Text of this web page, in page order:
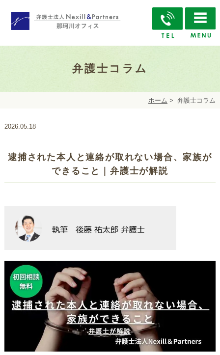
弁護士コラム
ホーム > 弁護士コラム
2026.05.18
逮捕された本人と連絡が取れない場合、家族が
できること｜弁護士が解説